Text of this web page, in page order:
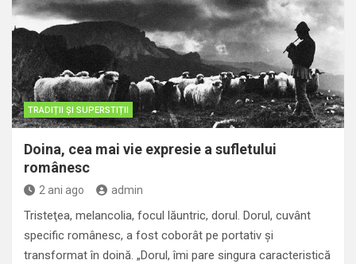
TRADIȚII ȘI SUPERSTIȚII
Doina, cea mai vie expresie a sufletului
românesc
2 ani ago admin
Tristeţea, melancolia, focul lăuntric, dorul. Dorul, cuvânt
specific românesc, a fost coborât pe portativ şi
transformat în doină. „Dorul, îmi pare singura caracteristică